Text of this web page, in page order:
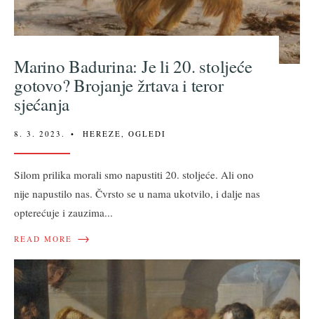
Marino Badurina: Je li 20. stoljeće
gotovo? Brojanje žrtava i teror
sjećanja
8. 3. 2023. • HEREZE OGLEDI
Silom prilika morali smo napustiti 20. stoljeće. Ali ono
nije napustilo nas. Čvrsto se u nama ukotvilo, i dalje nas
opterećuje i zauzima...
READ MORE →